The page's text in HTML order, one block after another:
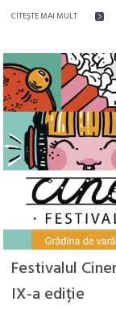
CITEŞTE MAI MULT
Festivalul
IX-a ediție